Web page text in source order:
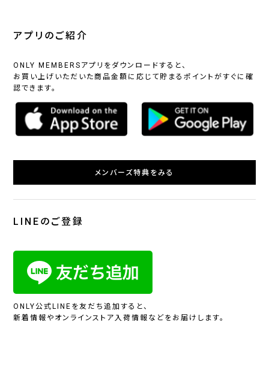
アプリのご紹介
ONLY MEMBERSアプリをダウンロードすると、
お買い上げいただいた商品金額に応じて貯まるポイントがすぐに確
認できます。
メンバーズ特典をみる
LINEのご登録
ONLY公式LINEを友だち追加すると、
新着情報やオンラインストア入荷情報などをお届けします。